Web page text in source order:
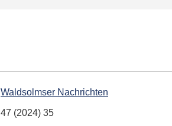
Waldsolmser Nachrichten
47 (2024) 35